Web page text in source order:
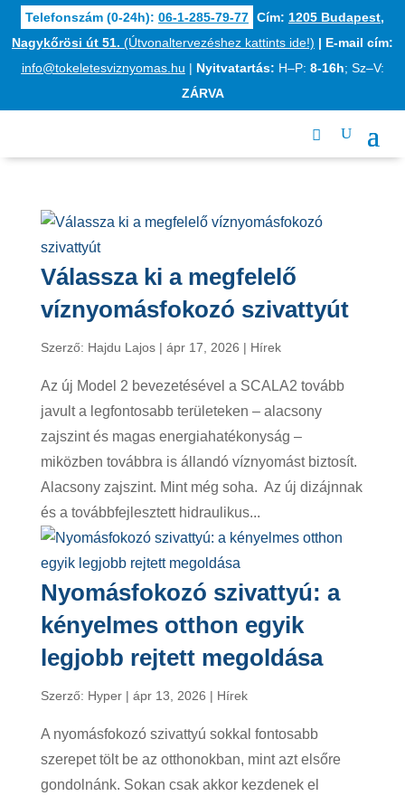
Telefonszám (0-24h): 06-1-285-79-77 Cím: 1205 Budapest,
Nagykőrösi út 51. (Útvonaltervezéshez kattints ide!) | E-mail cím:
info@tokeletesviznyomas.hu | Nyitvatartás: H–P: 8-16h; Sz–V:
ZÁRVA
Válassza ki a megfelelő
víznyomásfokozó szivattyút
Szerző: Hajdu Lajos| ápr 17, 2026 | Hírek
Az új Model 2 bevezetésével a SCALA2 tovább
javult a legfontosabb területeken – alacsony
zajszint és magas energiahatékonyság –
miközben továbbra is állandó víznyomást biztosít.
Alacsony zajszint. Mint még soha. Az új dizájnnak
és a továbbfejlesztett hidraulikus...
Nyomásfokozó szivattyú: a
kényelmes otthon egyik
legjobb rejtett megoldása
Szerző: Hyper| ápr 13, 2026 | Hírek
A nyomásfokozó szivattyú sokkal fontosabb
szerepet tölt be az otthonokban, mint azt elsőre
gondolnánk. Sokan csak akkor kezdenek el